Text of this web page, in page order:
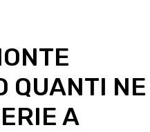
QUANTI NE
A